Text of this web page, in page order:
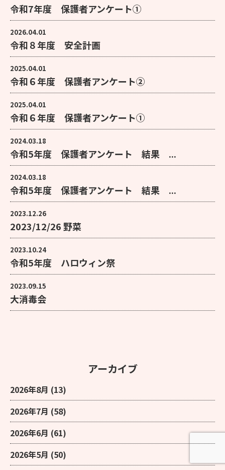
令和7年度 保護者アンケート①
2026.04.01
令和８年度 安全計画
2025.04.01
令和６年度 保護者アンケート②
2025.04.01
令和６年度 保護者アンケート①
2024.03.18
令和5年度 保護者アンケート 結果 ...
2024.03.18
令和5年度 保護者アンケート 結果 ...
2023.12.26
2023/12/26 野菜
2023.10.24
令和5年度 ハロウィン祭
2023.09.15
大消毒会
アーカイブ
2026年8月 (13)
2026年7月 (58)
2026年6月 (61)
2026年5月 (50)